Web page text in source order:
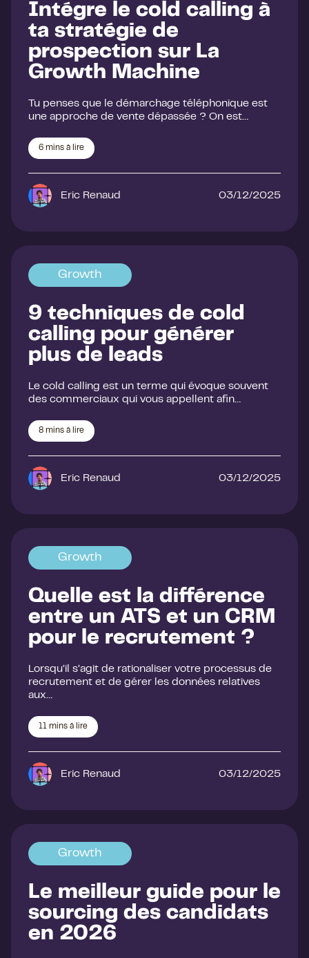
Intégre le cold calling à
ta stratégie de
prospection sur La
Growth Machine
Tu penses que le démarchage téléphonique est
une approche de vente dépassée ? On est…
6 mins à lire
Eric Renaud 03/12/2025
Growth
9 techniques de cold
calling pour générer
plus de leads
Le cold calling est un terme qui évoque souvent
des commerciaux qui vous appellent afin…
8 mins à lire
Eric Renaud 03/12/2025
Growth
Quelle est la différence
entre un ATS et un CRM
pour le recrutement ?
Lorsqu’il s’agit de rationaliser votre processus de
recrutement et de gérer les données relatives
aux…
11 mins à lire
Eric Renaud 03/12/2025
Growth
Le meilleur guide pour le
sourcing des candidats
en 2026